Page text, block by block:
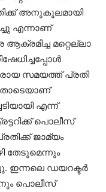
അനുകൂലമായി
എന്നാണ്
മറ്റെല്ലാ
സമയത്ത് പ്രതി
എന്ന്
പൊലീസ്
ജാമ്യം
തേടുമെന്നും
ഇന്നലെ ഡയറക്ടർ
പൊലീസ്